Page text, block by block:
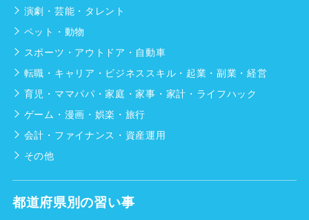
演劇・芸能・タレント
ペット・動物
スポーツ・アウトドア・自動車
転職・キャリア・ビジネススキル・起業・副業・経営
育児・ママパパ・家庭・家事・家計・ライフハック
ゲーム・漫画・娯楽・旅行
会計・ファイナンス・資産運用
その他
都道府県別の習い事